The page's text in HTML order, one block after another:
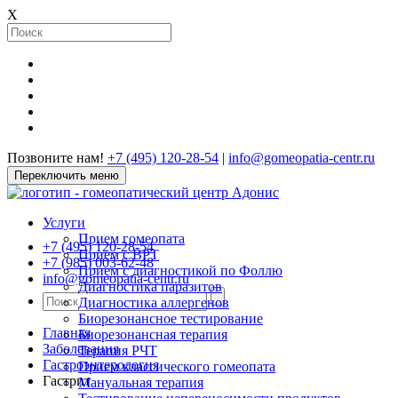
X
Позвоните нам! +7 (495) 120-28-54 | info@gomeopatia-centr.ru
Переключить меню
Услуги
Прием гомеопата
Прием с ВРТ
Прием с диагностикой по Фоллю
Диагностика паразитов
Диагностика аллергенов
Биорезонансное тестирование
Биорезонансная терапия
Терапия РЧТ
Прием классического гомеопата
Мануальная терапия
+7 (495) 120-28-54
+7 (985) 003-62-48
info@gomeopatia-centr.ru
Главная
Заболевания
Гастроэнтерология
Гастрит